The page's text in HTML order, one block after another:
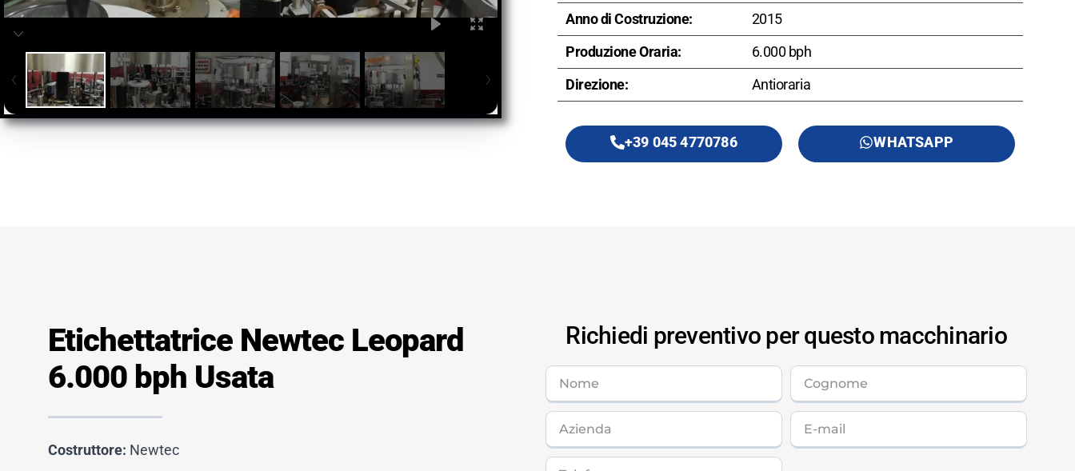
Anno di Costruzione:
2015
Produzione Oraria:
6.000 bph
Direzione:
Antioraria
+39 045 4770786 WHATSAPP
Etichettatrice Newtec Leopard
6.000 bph Usata
Costruttore: Newtec
Richiedi preventivo per questo macchinario